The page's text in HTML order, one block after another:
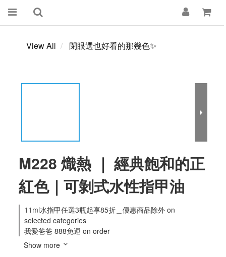
View All 閉眼選也好看的那幾色✨
M228 熾熱 ｜ 經典飽和的正
紅色｜可剝式水性指甲油
11ml水指甲任選3瓶起享85折＿優惠商品除外 on
selected categories
我愛爸爸 888免運 on order
Show more